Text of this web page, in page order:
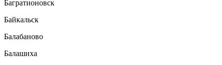
Багратионовск
Байкальск
Балабаново
Балашиха